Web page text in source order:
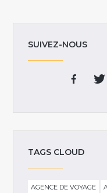
SUIVEZ-NOUS
TAGS CLOUD
AGENCE DE VOYAGE